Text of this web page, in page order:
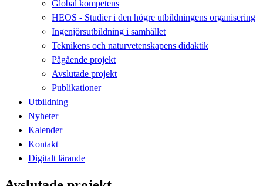
Global kompetens
HEOS - Studier i den högre utbildningens organisering
Ingenjörsutbildning i samhället
Teknikens och naturvetenskapens didaktik
Pågående projekt
Avslutade projekt
Publikationer
Utbildning
Nyheter
Kalender
Kontakt
Digitalt lärande